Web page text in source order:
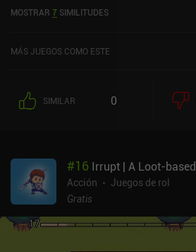
MOSTRAR 7 SIMILITUDES
MÁS JUEGOS COMO ESTE
SIMILAR 0
#16 Irrupt | A Loot-based
Acción
Juegos de rol
Gratis